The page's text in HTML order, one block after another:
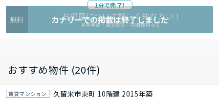
1分で完了!
無料 お部屋について詳しく知りたい !
見学希望・空室確認・初期費用など
カナリーでの掲載は終了しました
おすすめ物件 (20件)
賃貸マンション 久留米市東町 10階建 2015年築